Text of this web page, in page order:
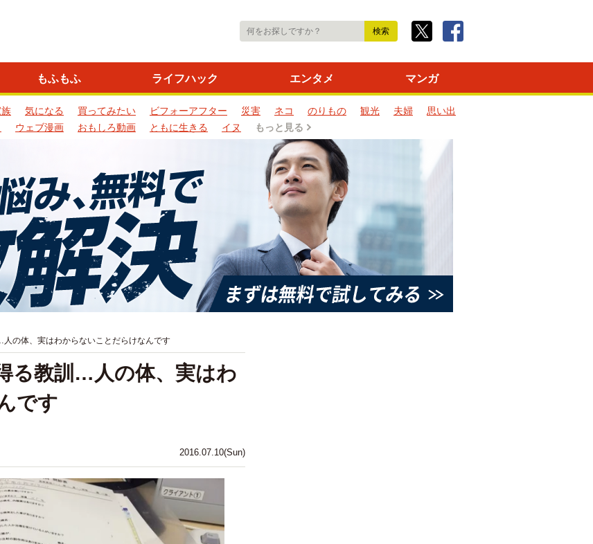
もふもふ ライフハック エンタメ マンガ
気になる 買ってみたい ビフォーアフター 災害 ネコ のりもの 観光 夫婦
思い出
ウェブ漫画 おもしろ動画 ともに生きる イヌ もっと見る
人の体、実はわからないことだらけなんです
2016.07.10(Sun)
る教訓…人の体、実はわ
です